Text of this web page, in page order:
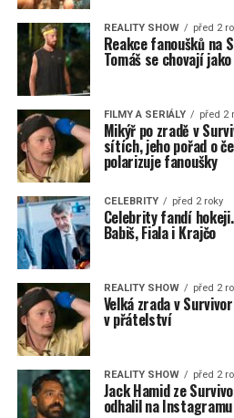
REALITY SHOW před 2
Reakce fanoušků na
Tomáš se chovají
FILMY A SERIÁLY před 2
Mikýř po zradě v
sítích, jeho pořad o
polarizuje fanoušky
CELEBRITY před 2 roky
Celebrity fandí
Babiš, Fiala i Krajčo
REALITY SHOW před 2
Velká zrada v
v přátelství
REALITY SHOW před 2
Jack Hamid ze
odhalil na Instagramu